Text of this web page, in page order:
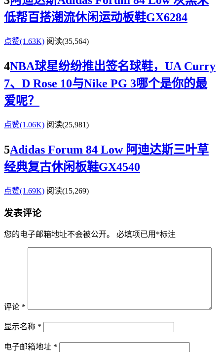
低帮百搭潮流休闲运动板鞋GX6284
点赞(1.63K) 阅读(35,564)
4NBA球星纷纷推出签名球鞋，UA Curry
7、D Rose 10与Nike PG 3哪个是你的最
爱呢？
点赞(1.06K) 阅读(25,981)
5Adidas Forum 84 Low 阿迪达斯三叶草
经典复古休闲板鞋GX4540
点赞(1.69K) 阅读(15,269)
发表评论
您的电子邮箱地址不会被公开。 必填项已用 *标注
评论 *
显示名称 *
电子邮箱地址 *